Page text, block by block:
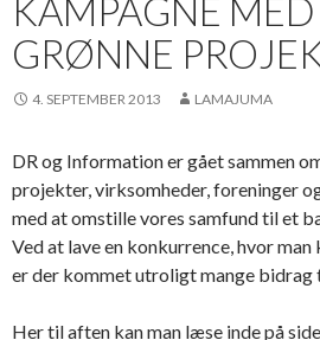
KAMPAGNE
GRØNNE
4. SEPTEMBER 2013 LAMAJUMA
DR og Information er gået sammen
projekter, virksomheder, foreninger
med at omstille vores samfund til et
Ved at lave en konkurrence, hvor
er der kommet utroligt mange bidrag
Her til aften kan man læse inde på